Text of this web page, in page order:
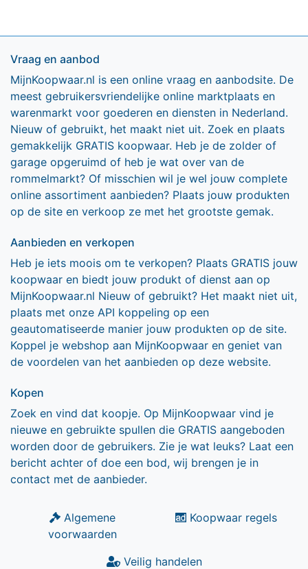
Vraag en aanbod
MijnKoopwaar.nl is een online vraag en aanbodsite. De
meest gebruikersvriendelijke online marktplaats en
warenmarkt voor goederen en diensten in Nederland.
Nieuw of gebruikt, het maakt niet uit. Zoek en plaats
gemakkelijk GRATIS koopwaar. Heb je de zolder of
garage opgeruimd of heb je wat over van de
rommelmarkt? Of misschien wil je wel jouw complete
online assortiment aanbieden? Plaats jouw produkten
op de site en verkoop ze met het grootste gemak.
Aanbieden en verkopen
Heb je iets moois om te verkopen? Plaats GRATIS jouw
koopwaar en biedt jouw produkt of dienst aan op
MijnKoopwaar.nl Nieuw of gebruikt? Het maakt niet uit,
plaats met onze API koppeling op een
geautomatiseerde manier jouw produkten op de site.
Koppel je webshop aan MijnKoopwaar en geniet van
de voordelen van het aanbieden op deze website.
Kopen
Zoek en vind dat koopje. Op MijnKoopwaar vind je
nieuwe en gebruikte spullen die GRATIS aangeboden
worden door de gebruikers. Zie je wat leuks? Laat een
bericht achter of doe een bod, wij brengen je in
contact met de aanbieder.
Algemene
voorwaarden
Koopwaar regels
Veilig handelen